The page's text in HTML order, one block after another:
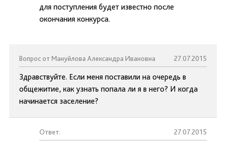
для поступления будет известно после
окончания конкурса.
Вопрос от Мануйлова Александра Ивановна 27.07.2015
Здравствуйте. Если меня поставили на очередь в
общежитие, как узнать попала ли я в него? И когда
начинается заселение?
Ответ: 27.07.2015